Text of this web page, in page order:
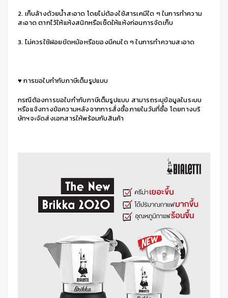
2. เก็บล้างด้วยน้ำสะอาด โดยไม่ต้องใช้สารเคมีใด ๆ ในการทำความ
สะอาด ตากไว้ให้แห้งสนิทหรือเช็ดให้แห้งก่อนการจัดเก็บ
3. ไม่ควรใช้ฝอยขัดหม้อหรือของมีคมใด ๆ ในการทำความสะอาด
♥ การขอใบกำกับภาษีเต็มรูปแบบ
กรณีต้องการขอใบกำกับภาษีเต็มรูปแบบ สามารถระบุข้อมูลในระบบ
หรือแจ้งทางข้อความหลังจากการสั่งซื้อภายในวันที่ซื้อ โดยทางบริ
ษัทฯจะจัดส่งเอกสารให้พร้อมกับสินค้า